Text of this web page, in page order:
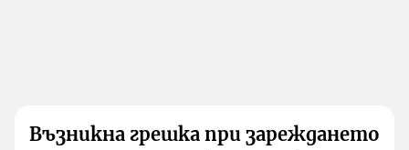
Възникна грешка при зареждането